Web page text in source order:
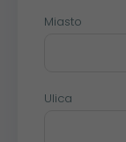
Miasto
Ulica